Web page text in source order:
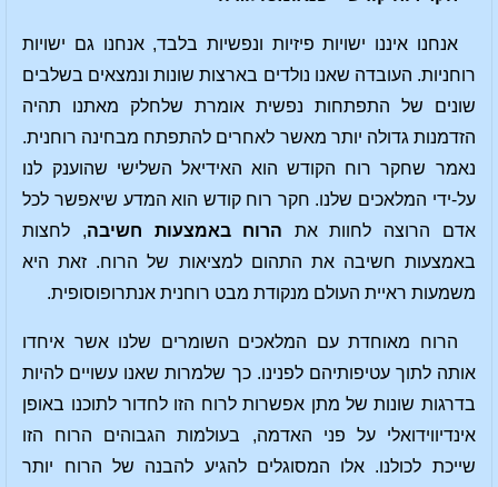
אנחנו איננו ישויות פיזיות ונפשיות בלבד, אנחנו גם ישויות
רוחניות. העובדה שאנו נולדים בארצות שונות ונמצאים בשלבים
שונים של התפתחות נפשית אומרת שלחלק מאתנו תהיה
הזדמנות גדולה יותר מאשר לאחרים להתפתח מבחינה רוחנית.
נאמר שחקר רוח הקודש הוא האידיאל השלישי שהוענק לנו
על-ידי המלאכים שלנו. חקר רוח קודש הוא המדע שיאפשר לכל
אדם הרוצה לחוות את הרוח באמצעות חשיבה, לחצות
באמצעות חשיבה את התהום למציאות של הרוח. זאת היא
משמעות ראיית העולם מנקודת מבט רוחנית אנתרופוסופית.
הרוח מאוחדת עם המלאכים השומרים שלנו אשר איחדו
אותה לתוך עטיפותיהם לפנינו. כך שלמרות שאנו עשויים להיות
בדרגות שונות של מתן אפשרות לרוח הזו לחדור לתוכנו באופן
אינדיווידואלי על פני האדמה, בעולמות הגבוהים הרוח הזו
שייכת לכולנו. אלו המסוגלים להגיע להבנה של הרוח יותר